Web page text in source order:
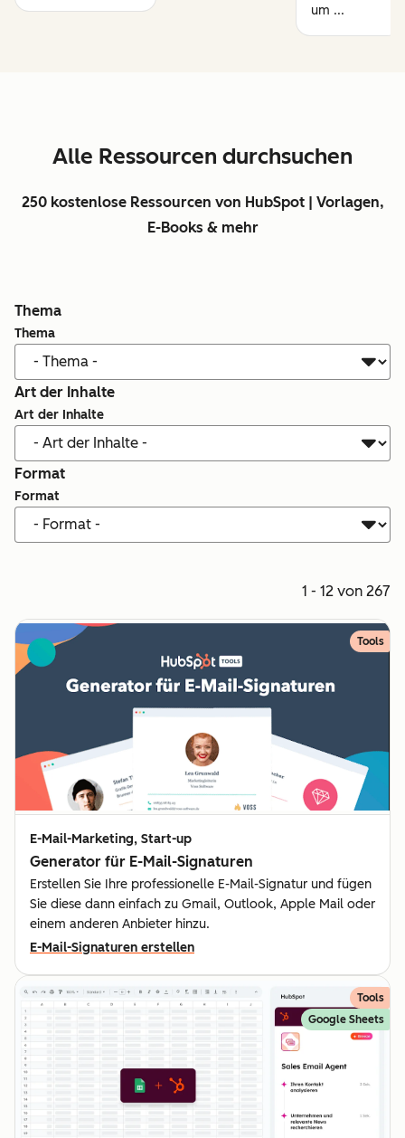
um ...
Alle Ressourcen durchsuchen
250 kostenlose Ressourcen von HubSpot | Vorlagen,
E-Books & mehr
Thema
Thema
Art der Inhalte
Art der Inhalte
Format
Format
1 - 12 von 267
Tools
E-Mail-Marketing, Start-up
Generator für E-Mail-Signaturen
Erstellen Sie Ihre professionelle E-Mail-Signatur und fügen
Sie diese dann einfach zu Gmail, Outlook, Apple Mail oder
einem anderen Anbieter hinzu.
E-Mail-Signaturen erstellen
Tools
Google Sheets